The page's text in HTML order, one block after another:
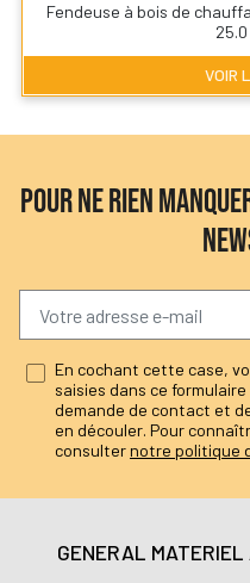
Fendeuse à bois de
VOIR
POUR NE RIEN
En cochant cette case,
saisies dans ce
demande de contact et
en découler. Pour
consulternotre politique
GENERAL